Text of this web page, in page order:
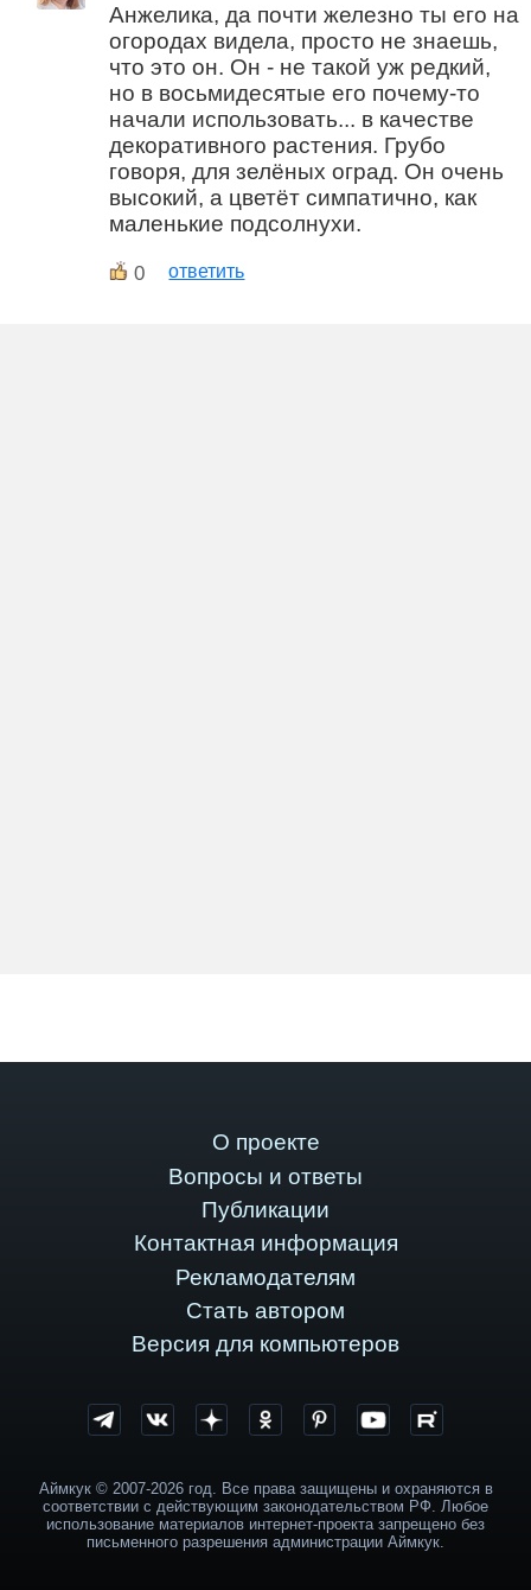
Анжелика, да почти железно ты его на
огородах видела, просто не знаешь,
что это он. Он - не такой уж редкий,
но в восьмидесятые его почему-то
начали использовать... в качестве
декоративного растения. Грубо
говоря, для зелёных оград. Он очень
высокий, а цветёт симпатично, как
маленькие подсолнухи.
0 ответить
О проекте
Вопросы и ответы
Публикации
Контактная информация
Рекламодателям
Стать автором
Версия для компьютеров
Аймкук © 2007-2026 год. Все права защищены и охраняются в
соответствии с действующим законодательством РФ. Любое
использование материалов интернет-проекта запрещено без
письменного разрешения администрации Аймкук.